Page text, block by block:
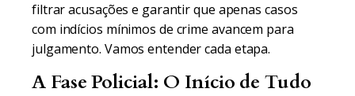
filtrar acusações e garantir que apenas casos
com indícios mínimos de crime avancem para
julgamento. Vamos entender cada etapa.
A Fase Policial: O Início de Tudo